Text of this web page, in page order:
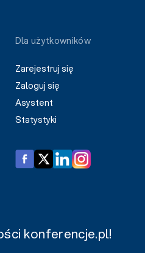
Dla użytkowników
Zarejestruj się
Zaloguj się
Asystent
Statystyki
konferencje.pl!